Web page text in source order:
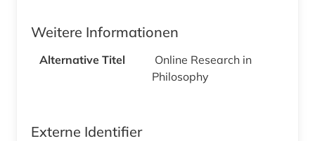
Weitere Informationen
Alternative Titel
Online Research in
Philosophy
Externe Identifier